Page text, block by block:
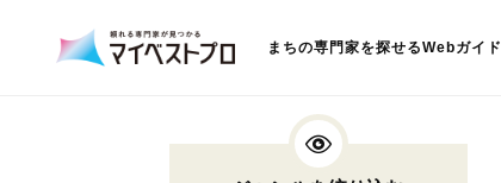
まちの専門家を探せるWebガイド